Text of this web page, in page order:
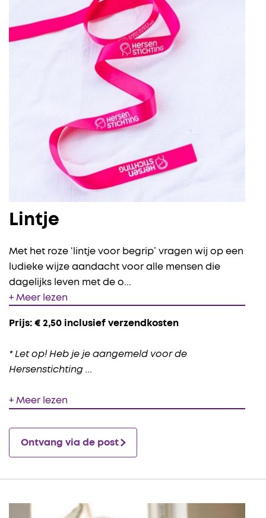
Lintje
Met het roze ‘lintje voor begrip’ vragen wij op een
ludieke wijze aandacht voor alle mensen die
dagelijks leven met de o...
+ Meer lezen
Prijs: € 2,50 inclusief verzendkosten
* Let op! Heb je je aangemeld voor de
Hersenstichting ...
+ Meer lezen
Ontvang via de post